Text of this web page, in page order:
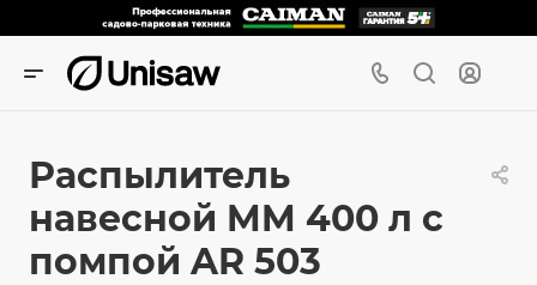
Распылитель
навесной MM 400 л с
помпой AR 503